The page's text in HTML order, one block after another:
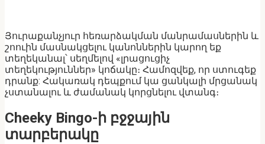
Յուրաքանչյուր հեռարձակման մանրամասներին և
շոուին մասնակցելու կանոններին կարող եք
տեղեկանալ՝ սեղմելով «լրացուցիչ
տեղեկություններ» կոճակը։ Համոզվեք, որ ստուգեք
դրանք: Հակառակ դեպքում կա ցանկալի մրցանակ
չստանալու և ժամանակ կորցնելու վտանգ։
Cheeky Bingo-ի բջջային
տարբերակը